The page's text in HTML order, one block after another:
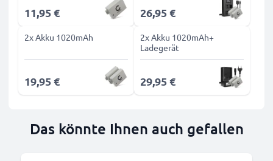
11,95 € 26,95 €
2x Akku 1020mAh
19,95 €
2x Akku 1020mAh+
Ladegerät
29,95 €
Das könnte Ihnen auch gefallen